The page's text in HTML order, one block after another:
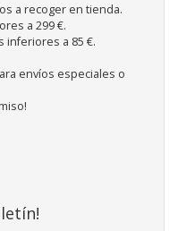
a recoger en tienda.
a 299 €.
inferiores a 85 €.
envíos especiales o